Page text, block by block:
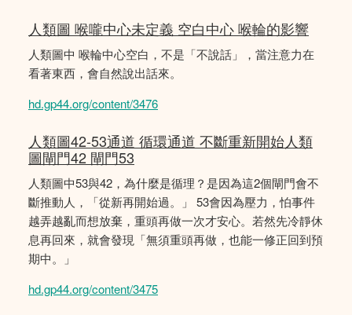
人類圖 喉嚨中心未定義 空白中心 喉輪的影響
人類圖中 喉輪中心空白，不是「不說話」，當注意力在
看著東西，會自然說出話來。
hd.gp44.org/content/3476
人類圖42-53通道 循環通道 不斷重新開始人類
圖閘門42 閘門53
人類圖中53與42，為什麼是循理？是因為這2個閘門會不
斷推動人，「從新再開始過。」 53會因為壓力，怕事件
越弄越亂而想放棄，重頭再做一次才安心。若然先冷靜休
息再回來，就會發現「無須重頭再做，也能一修正回到預
期中。」
hd.gp44.org/content/3475